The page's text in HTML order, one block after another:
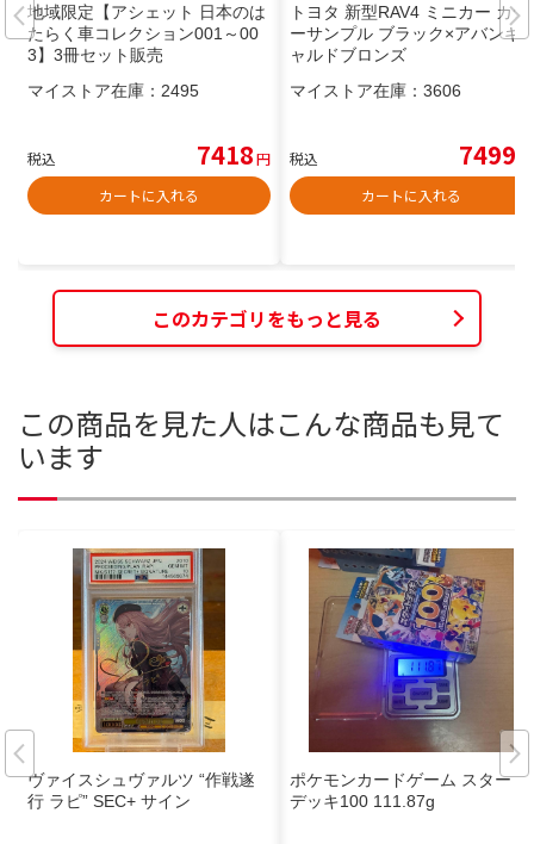
地域限定【アシェット 日本のは
たらく車コレクション001～00
3】3冊セット販売
マイストア在庫： 2495
税込 7418円
カートに入れる
トヨタ 新型RAV4 ミニカー カラ
ーサンプル ブラック×アバンギ
ャルドブロンズ
マイストア在庫： 3606
税込 7499
カートに入れる
このカテゴリをもっと見る
この商品を見た人はこんな商品も見て
います
ヴァイスシュヴァルツ “作戦遂
行 ラピ” SEC+ サイン
ポケモンカードゲーム スタート
デッキ100 111.87g